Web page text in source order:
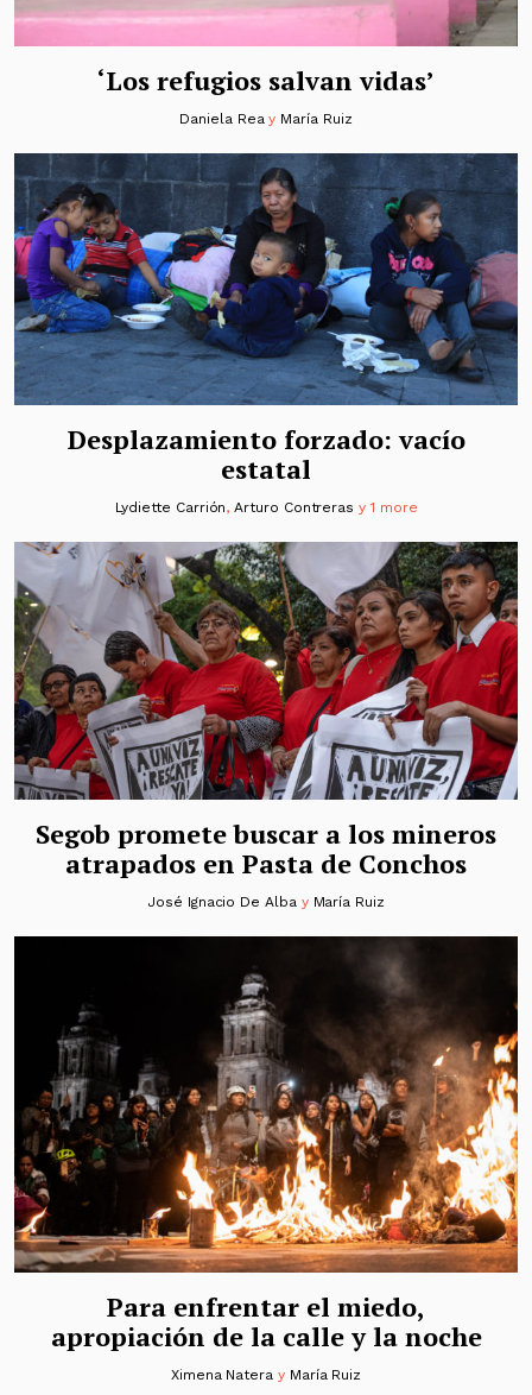
‘Los refugios salvan vidas’
Daniela Reay María Ruiz
Desplazamiento forzado: vacío
estatal
Lydiette Carrión,Arturo Contreras y 1 more
Segob promete buscar a los mineros
atrapados en Pasta de Conchos
José Ignacio De Albay María Ruiz
Para enfrentar el miedo,
apropiación de la calle y la noche
Ximena Natera y María Ruiz